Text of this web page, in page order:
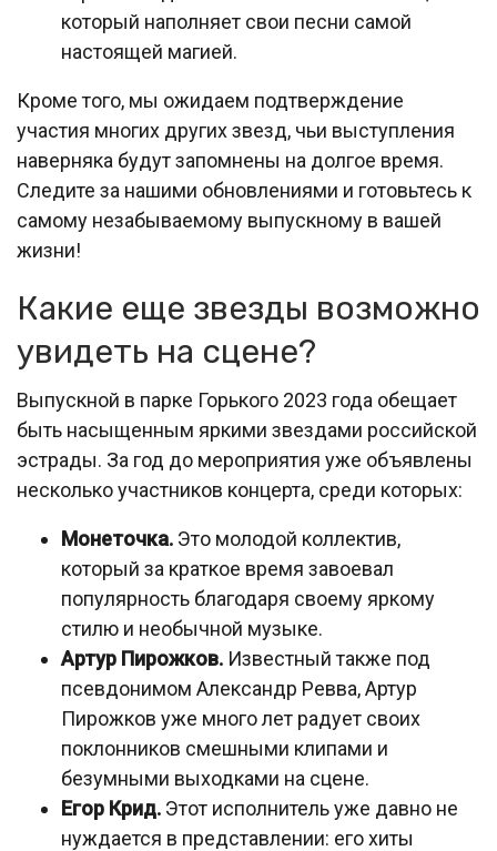
который наполняет свои песни самой
настоящей магией.
Кроме того, мы ожидаем подтверждение
участия многих других звезд, чьи выступления
наверняка будут запомнены на долгое время.
Следите за нашими обновлениями и готовьтесь к
самому незабываемому выпускному в вашей
жизни!
Какие еще звезды возможно
увидеть на сцене?
Выпускной в парке Горького 2023 года обещает
быть насыщенным яркими звездами российской
эстрады. За год до мероприятия уже объявлены
несколько участников концерта, среди которых:
Монеточка. Это молодой коллектив,
который за краткое время завоевал
популярность благодаря своему яркому
стилю и необычной музыке.
Артур Пирожков. Известный также под
псевдонимом Александр Ревва, Артур
Пирожков уже много лет радует своих
поклонников смешными клипами и
безумными выходками на сцене.
Егор Крид. Этот исполнитель уже давно не
нуждается в представлении: его хиты